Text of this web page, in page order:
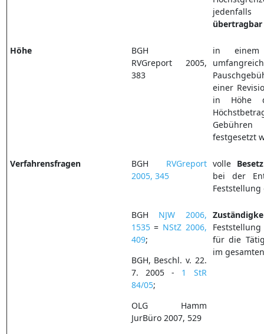
übertragbar
Höhe
BGH
RVGreport 2005,
383
in einem
einer
in Höhe
Gebühren
festgesetzt
Verfahrensfragen BGH RVGreport
2005, 345
volle
bei der
BGH NJW 2006,
1535= NStZ 2006,
409;
BGH, Beschl. v. 22.
7. 2005 - 1 StR
84/05;
OLG Hamm
JurBüro 2007, 529
für die
im